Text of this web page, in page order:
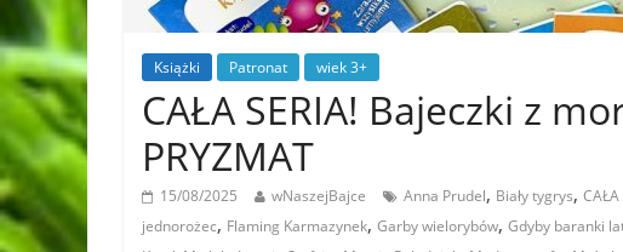
Książki Patronat wiek 3+
CAŁA SERIA! Bajeczki z
PRYZMAT
15/08/2025 wNaszejBajce Anna Prudel, Biały tygrys,
jednorożec, Flaming Karmazynek, Garby wielorybów, Gdyby baranki